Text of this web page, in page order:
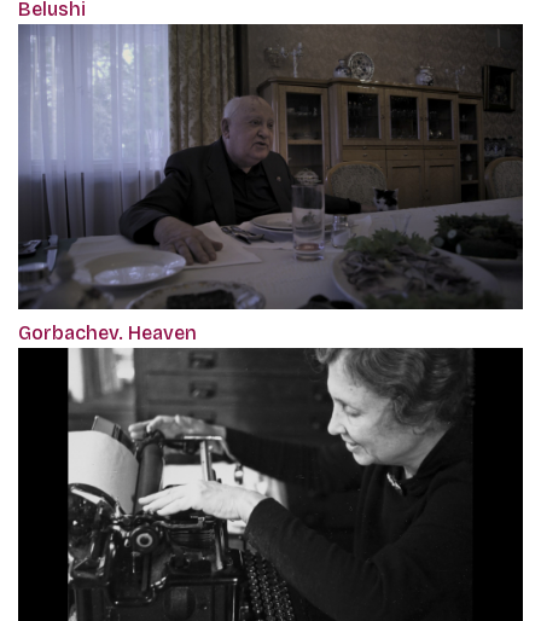
Belushi
Gorbachev. Heaven